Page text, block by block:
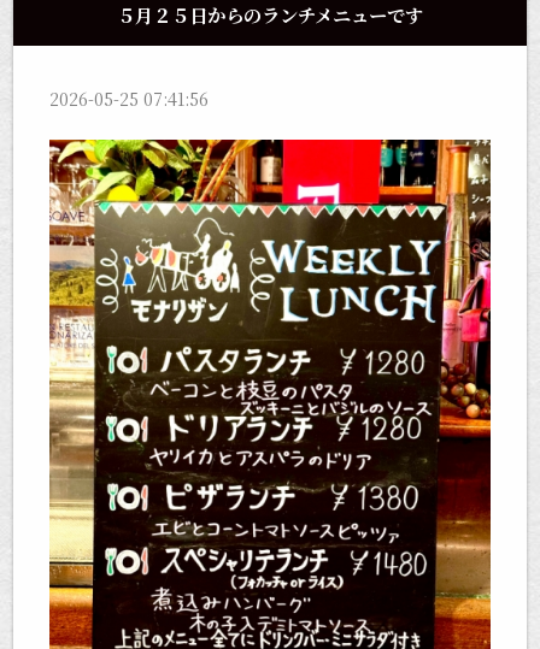
５月２５日からのランチメニューです
2026-05-25 07:41:56